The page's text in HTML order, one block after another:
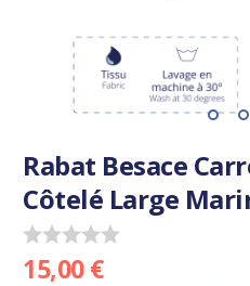
Rabat Besace
Côtelé Large
15,00 €